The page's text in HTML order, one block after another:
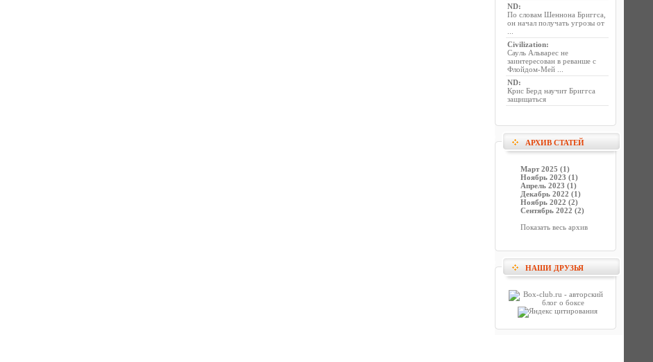
ND:
По словам Шеннона Бриггса,
он начал получать угрозы от
Civilization:
Сауль Альварес не
заинтересован в реванше с
Флойдом-Мей ...
ND:
Крис Берд научит Бриггса
защищаться
АРХИВ СТАТЕЙ
Март 2025 (1)
Ноябрь 2023 (1)
Апрель 2023 (1)
Декабрь 2022 (1)
Ноябрь 2022 (2)
Сентябрь 2022 (2)
Показать весь архив
НАШИ ДРУЗЬЯ